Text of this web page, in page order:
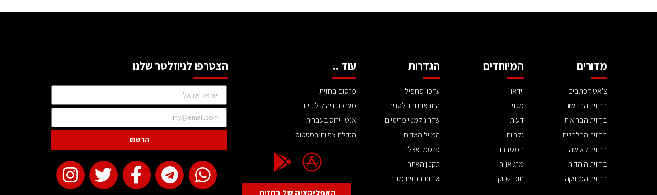
מדורים
צ'אט הכתבים
בחזית החדשות
בחזית הבריאות
בחזית הכלכלית
בחזית לאישה
בחזית היהדות
בחזית המוזיקה
המיוחדים
וידאו
מגזין
דעות
גלריות
המטבחון
מזג אוויר
תוכן שיווקי
הגדרות
עדכון פרופיל
התראות וניוזלטרים
שדרוג למנוי פרימיום
המייל האדום
פרסמו אצלנו
תקנון האתר
אודות בחזית מדיה
עוד ..
פרסום בחזית
מערכת ניהול לידים
אנטי וירוס בעברית
הגדלת צפיות בסטטוס
האפליקציה של בחזית
הצטרפו לניוזלטר שלנו
הרשמו